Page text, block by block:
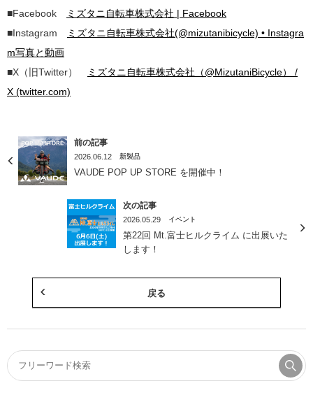
■Facebook
ミズタニ自転車株式会社 | Facebook
■Instagram
ミズタニ自転車株式会社(@mizutanibicycle) • Instagra
m写真と動画
■X（旧Twitter）
ミズタニ自転車株式会社（@MizutaniBicycle） /
X (twitter.com)
前の記事
2026.06.12 新製品
VAUDE POP UP STORE を開催中！
次の記事
2026.05.29 イベント
第22回 Mt.富士ヒルクライム に出展いた
します！
戻る